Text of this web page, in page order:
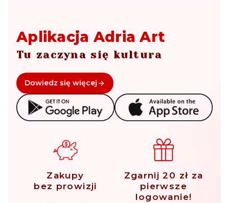
Aplikacja Adria Art
Tu zaczyna się kultura
Dowiedz się więcej
Zakupy
bez prowizji
Zgarnij 20 zł za
pierwsze
logowanie!